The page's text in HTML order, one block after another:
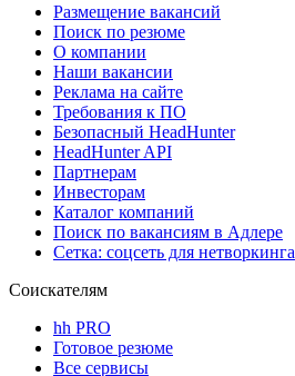
Размещение вакансий
Поиск по резюме
О компании
Наши вакансии
Реклама на сайте
Требования к ПО
Безопасный HeadHunter
HeadHunter API
Партнерам
Инвесторам
Каталог компаний
Поиск по вакансиям в Адлере
Сетка: соцсеть для нетворкинга
Соискателям
hh PRO
Готовое резюме
Все сервисы